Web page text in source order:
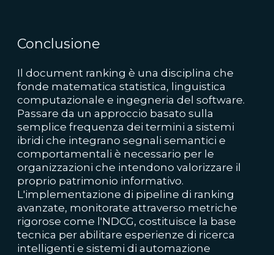
Conclusione
Il document ranking è una disciplina che
fonde matematica statistica, linguistica
computazionale e ingegneria del software.
Passare da un approccio basato sulla
semplice frequenza dei termini a sistemi
ibridi che integrano segnali semantici e
comportamentali è necessario per le
organizzazioni che intendono valorizzare il
proprio patrimonio informativo.
L'implementazione di pipeline di ranking
avanzate, monitorate attraverso metriche
rigorose come l'NDCG, costituisce la base
tecnica per abilitare esperienze di ricerca
intelligenti e sistemi di automazione